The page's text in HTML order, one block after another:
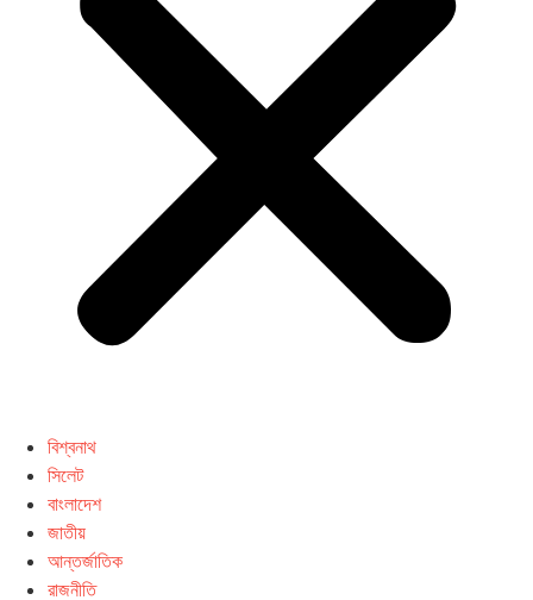
বিশ্বনাথ
সিলেট
বাংলাদেশ
জাতীয়
আন্তর্জাতিক
রাজনীতি